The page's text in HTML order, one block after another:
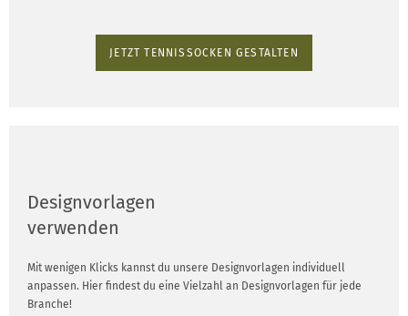
JETZT TENNISSOCKEN GESTALTEN
Designvorlagen
verwenden
Mit wenigen Klicks kannst du unsere Designvorlagen individuell
anpassen. Hier findest du eine Vielzahl an Designvorlagen für jede
Branche!